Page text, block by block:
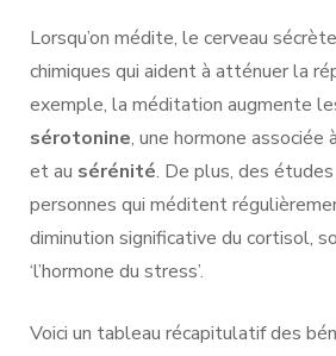
Lorsqu’on médite, le cerveau
chimiques qui aident à atténuer la
exemple, la méditation augmente
sérotonine, une hormone associée
et au sérénité. De plus, des
personnes qui méditent
diminution significative du cortisol,
‘l’hormone du stress’.
Voici un tableau récapitulatif des